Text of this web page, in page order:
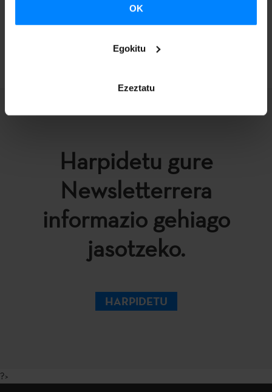
OK
Egokitu
Ezeztatu
Harpidetu gure
Newsletterrera
informazio gehiago
jasotzeko.
HARPIDETU
?>